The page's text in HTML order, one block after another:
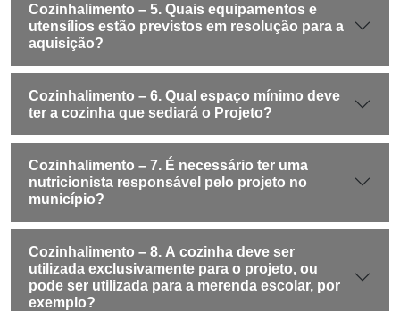
Cozinhalimento – 5. Quais equipamentos e
utensílios estão previstos em resolução para a
aquisição?
Cozinhalimento – 6. Qual espaço mínimo deve
ter a cozinha que sediará o Projeto?
Cozinhalimento – 7. É necessário ter uma
nutricionista responsável pelo projeto no
município?
Cozinhalimento – 8. A cozinha deve ser
utilizada exclusivamente para o projeto, ou
pode ser utilizada para a merenda escolar, por
exemplo?